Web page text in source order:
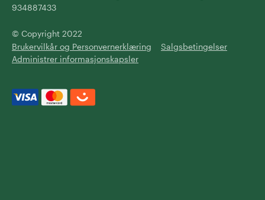
934887433
© Copyright 2022
Brukervilkår og Personvernerklæring
Salgsbetingelser
Administrer informasjonskapsler